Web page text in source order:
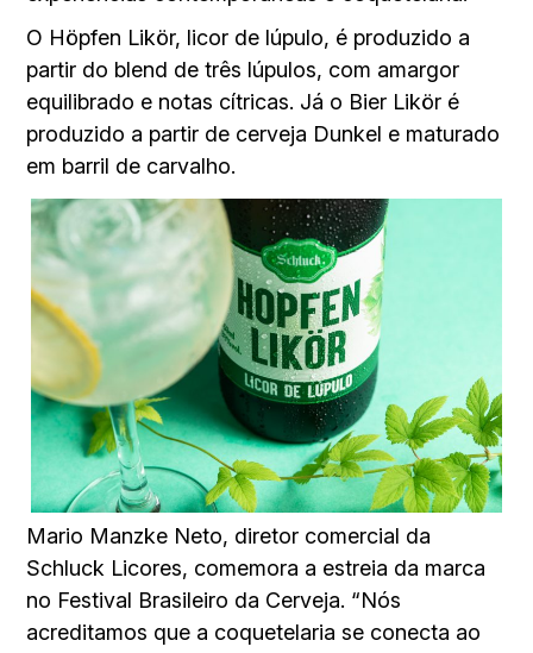
O Höpfen Likör, licor de lúpulo, é produzido a
partir do blend de três lúpulos, com amargor
equilibrado e notas cítricas. Já o Bier Likör é
produzido a partir de cerveja Dunkel e maturado
em barril de carvalho.
Mario Manzke Neto, diretor comercial da
Schluck Licores, comemora a estreia da marca
no Festival Brasileiro da Cerveja. “Nós
acreditamos que a coquetelaria se conecta ao